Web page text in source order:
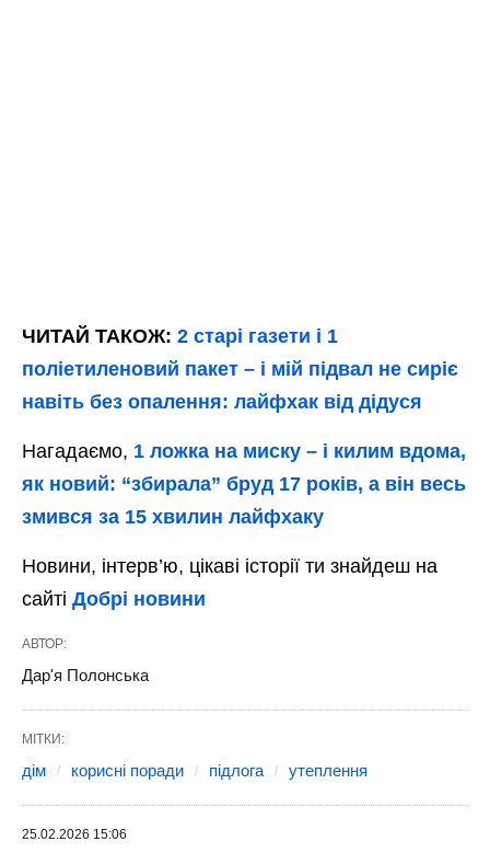
ЧИТАЙ ТАКОЖ: 2 старі газети і 1
поліетиленовий пакет – і мій підвал не сиріє
навіть без опалення: лайфхак від дідуся
Нагадаємо, 1 ложка на миску – і килим вдома,
як новий: “збирала” бруд 17 років, а він весь
змився за 15 хвилин лайфхаку
Новини, інтерв’ю, цікаві історії ти знайдеш на
сайті Добрі новини
АВТОР:
Дар'я Полонська
МІТКИ:
дім корисні поради підлога утеплення
25.02.2026 15:06